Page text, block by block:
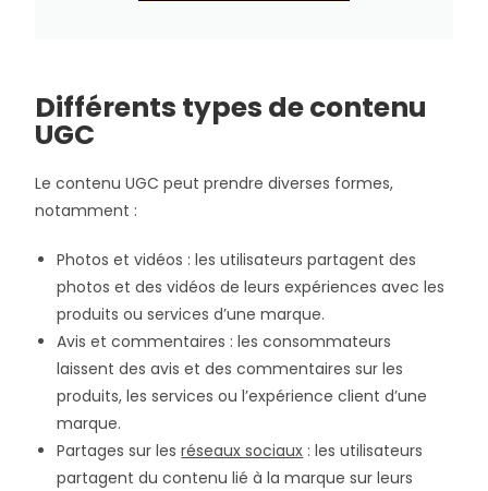
Différents types de contenu
UGC
Le contenu UGC peut prendre diverses formes,
notamment :
Photos et vidéos : les utilisateurs partagent des
photos et des vidéos de leurs expériences avec les
produits ou services d’une marque.
Avis et commentaires : les consommateurs
laissent des avis et des commentaires sur les
produits, les services ou l’expérience client d’une
marque.
Partages sur lesréseaux sociaux : les utilisateurs
partagent du contenu lié à la marque sur leurs